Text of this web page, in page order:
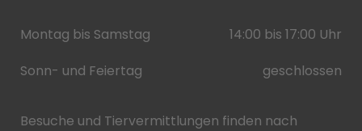
Montag bis Samstag
14:00 bis 17:00 Uhr
Sonn- und Feiertag
geschlossen
Besuche und Tiervermittlungen finden nach